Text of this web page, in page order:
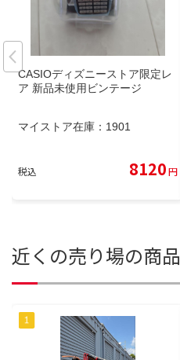
CASIOディズニーストア限定レ
ア 新品未使用ビンテージ
マイストア在庫： 1901
税込 8120円
近くの売り場の商品